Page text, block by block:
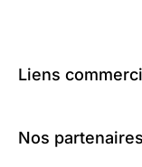
Liens
Nos partenaires